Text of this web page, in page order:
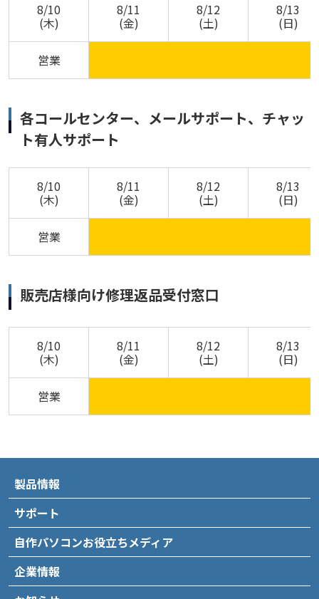
8/10
(木)
8/11
(金)
8/12
(土)
8/13
(日)
営業
各コールセンター、メールサポート、チャッ
ト有人サポート
8/10
(木)
8/11
(金)
8/12
(土)
8/13
(日)
営業
販売店様向け修理返品受付窓口
8/10
(木)
8/11
(金)
8/12
(土)
8/13
(日)
営業
製品情報
サポート
自作パソコンお役立ちメディア
企業情報